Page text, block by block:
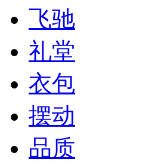
飞驰
礼堂
衣包
摆动
品质